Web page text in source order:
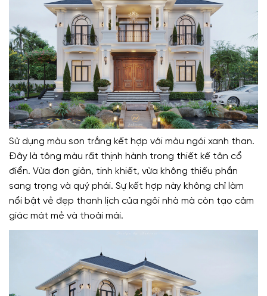
Sử dụng màu sơn trắng kết hợp với màu ngói xanh than.
Đây là tông màu rất thịnh hành trong thiết kế tân cổ
điển. Vừa đơn giản, tinh khiết, vừa không thiếu phần
sang trọng và quý phái. Sự kết hợp này không chỉ làm
nổi bật vẻ đẹp thanh lịch của ngôi nhà mà còn tạo cảm
giác mát mẻ và thoải mái.